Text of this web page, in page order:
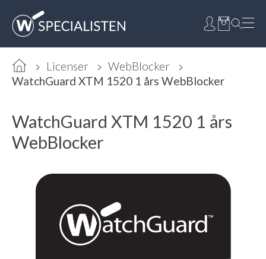
Licenser
WebBlocker
WatchGuard XTM 1520 1 års WebBlocker
WatchGuard XTM 1520 1 års
WebBlocker